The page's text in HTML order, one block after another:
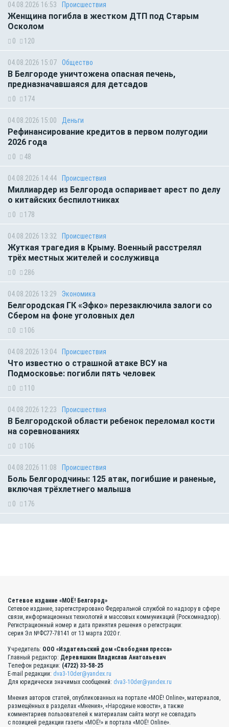
04.08.2026 16:53 Происшествия
Женщина погибла в жестком ДТП под Старым
Осколом
0 120
04.08.2026 15:07 Общество
В Белгороде уничтожена опасная печень,
предназначавшаяся для детсадов
0 174
04.08.2026 15:00 Деньги
Рефинансирование кредитов в первом полугодии
2026 года
0 48
04.08.2026 14:44 Происшествия
Миллиардер из Белгорода оспаривает арест по делу
о китайских беспилотниках
0 178
04.08.2026 13:32 Происшествия
Жуткая трагедия в Крыму. Военный расстрелял
трёх местных жителей и сослуживца
0 286
04.08.2026 13:29 Экономика
Белгородская ГК «Эфко» перезаключила залоги со
Сбером на фоне уголовных дел
0 106
04.08.2026 13:04 Происшествия
Что известно о страшной атаке ВСУ на
Подмосковье: погибли пять человек
0 110
04.08.2026 12:23 Происшествия
В Белгородской области ребенок переломал кости
на соревнованиях
0 106
04.08.2026 11:08 Происшествия
Боль Белгородчины: 125 атак, погибшие и раненые,
включая трёхлетнего малыша
0 176
Сетевое издание «МОЁ! Белгород»
Сетевое издание, зарегистрировано Федеральной службой по надзору в сфере
связи, информационных технологий и массовых коммуникаций (Роскомнадзор).
Регистрационный номер и дата принятия решения о регистрации:
серия Эл №ФС77-78141 от 13 марта 2020 г.
Учредитель: ООО «Издательский дом «Свободная пресса»
Главный редактор: Деревяшкин Владислав Анатольевич
Телефон редакции: (4722) 33-58-25
E-mail редакции: dva3-10der@yandex.ru
Для юридически значимых сообщений: dva3-10der@yandex.ru
Мнения авторов статей, опубликованных на портале «МОЁ! Online», материалов,
размещённых в разделах «Мнения», «Народные новости», а также
комментариев пользователей к материалам сайта могут не совпадать
с позицией редакции газеты «МОЁ!» и портала «МОЁ! Online».